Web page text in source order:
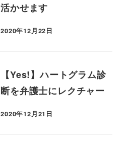
活かせます
2020年12月22日
【Yes!】ハートグラム診
断を弁護士にレクチャー
2020年12月21日